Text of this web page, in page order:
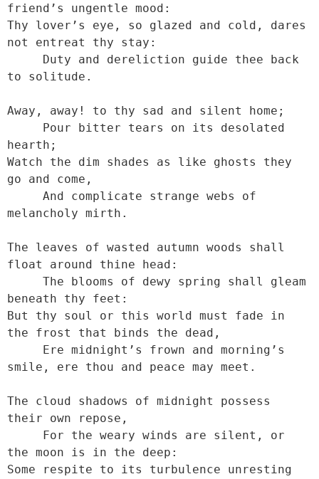
friend’s ungentle mood:
Thy lover’s eye, so glazed and cold, dares
not entreat thy stay:
to solitude.
Away, away! to thy sad and silent home;
hearth;
Watch the dim shades as like ghosts they
go and come,
melancholy mirth.
The leaves of wasted autumn woods shall
float around thine head:
beneath thy feet:
But thy soul or this world must fade in
the frost that binds the dead,
smile, ere thou and peace may meet.
The cloud shadows of midnight possess
their own repose,
the moon is in the deep:
Some respite to its turbulence unresting